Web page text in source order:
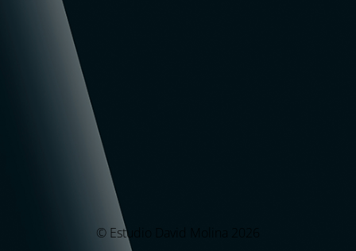
© Estudio David Molina 2026